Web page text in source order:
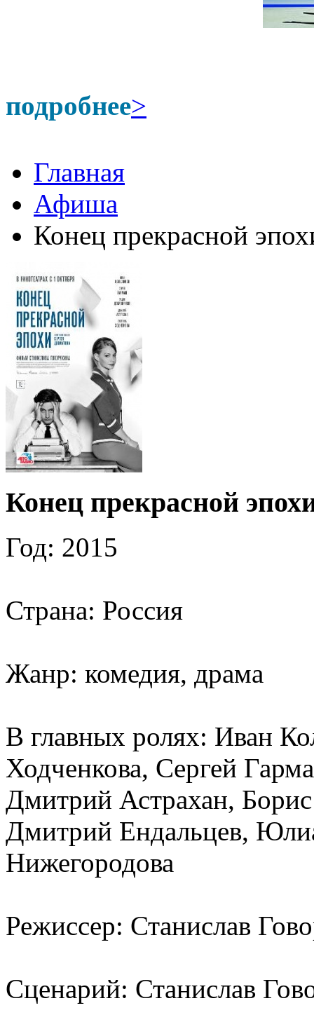
подробнее>
Главная
Афиша
Конец прекрасной
Конец прекрасной
Год: 2015
Страна: Россия
Жанр: комедия, драма
В главных ролях: Иван
Ходченкова, Сергей
Дмитрий Астрахан,
Дмитрий Ендальцев,
Нижегородова
Режиссер: Станислав
Сценарий: Станислав